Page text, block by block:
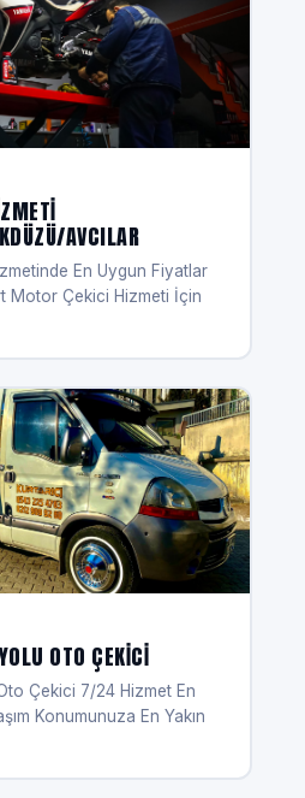
AVCILAR
En Uygun Fiyatlar
Motor Çekici Hizmeti İçin
OTO ÇEKICI
Çekici 7/24 Hizmet En
Konumunuza En Yakın